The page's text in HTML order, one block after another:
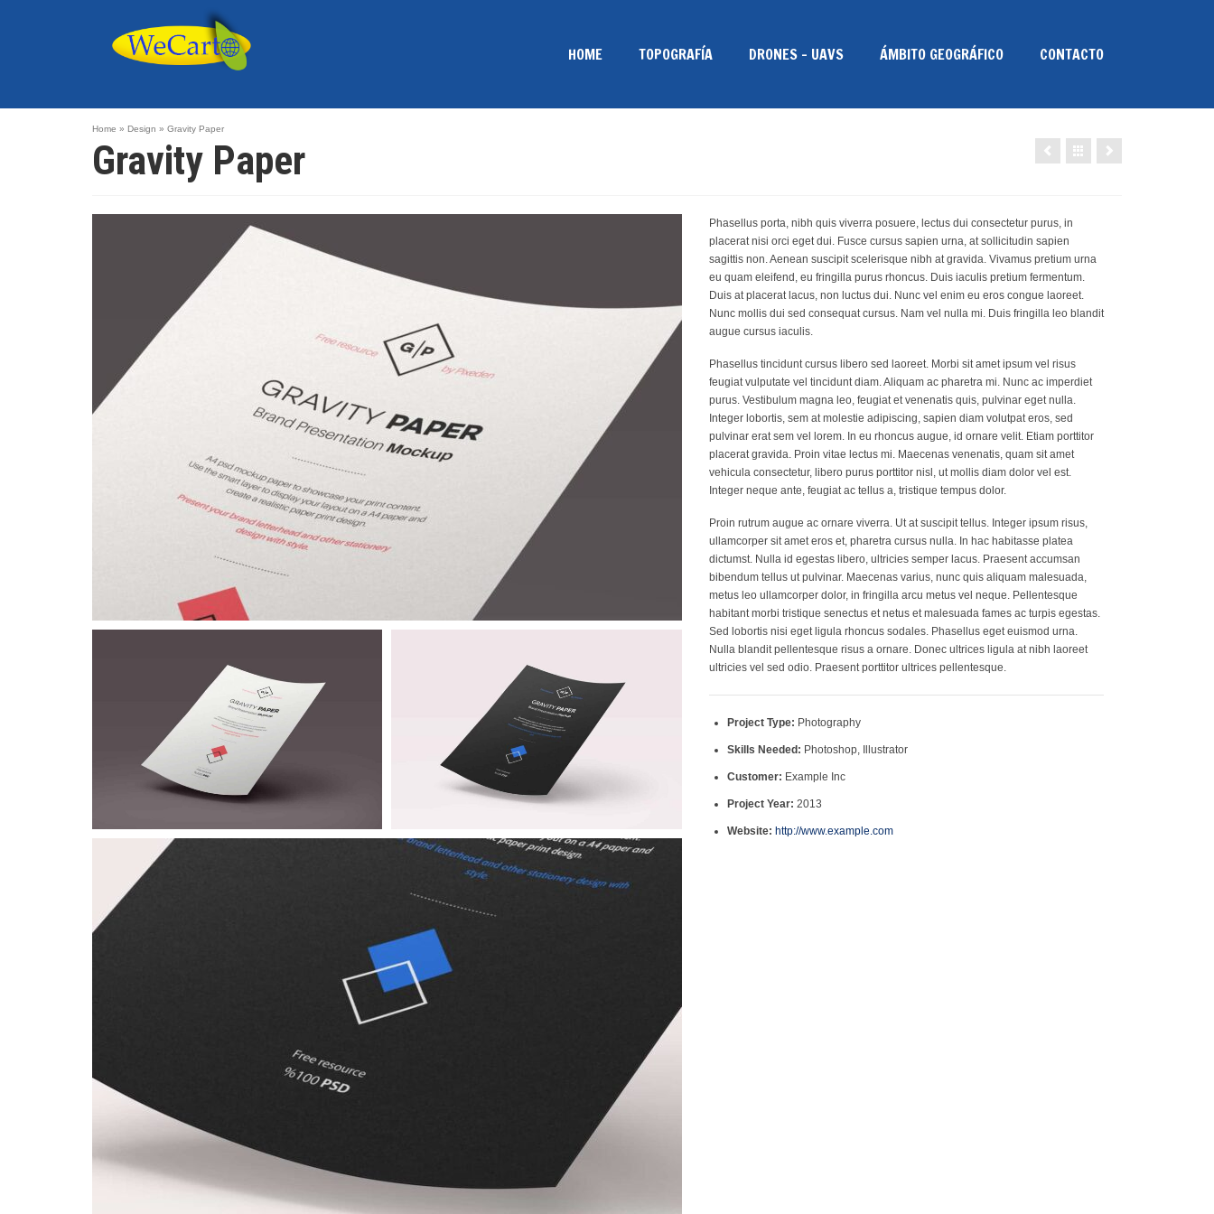
HOME TOPOGRAFÍA DRONES – UAVS ÁMBITO GEOGRÁFICO CONTACTO
Home » Design » Gravity Paper
Gravity Paper
Phasellus porta, nibh quis viverra posuere, lectus dui consectetur purus, in
placerat nisi orci eget dui. Fusce cursus sapien urna, at sollicitudin sapien
sagittis non. Aenean suscipit scelerisque nibh at gravida. Vivamus pretium urna
eu quam eleifend, eu fringilla purus rhoncus. Duis iaculis pretium fermentum.
Duis at placerat lacus, non luctus dui. Nunc vel enim eu eros congue laoreet.
Nunc mollis dui sed consequat cursus. Nam vel nulla mi. Duis fringilla leo blandit
augue cursus iaculis.
Phasellus tincidunt cursus libero sed laoreet. Morbi sit amet ipsum vel risus
feugiat vulputate vel tincidunt diam. Aliquam ac pharetra mi. Nunc ac imperdiet
purus. Vestibulum magna leo, feugiat et venenatis quis, pulvinar eget nulla.
Integer lobortis, sem at molestie adipiscing, sapien diam volutpat eros, sed
pulvinar erat sem vel lorem. In eu rhoncus augue, id ornare velit. Etiam porttitor
placerat gravida. Proin vitae lectus mi. Maecenas venenatis, quam sit amet
vehicula consectetur, libero purus porttitor nisl, ut mollis diam dolor vel est.
Integer neque ante, feugiat ac tellus a, tristique tempus dolor.
Proin rutrum augue ac ornare viverra. Ut at suscipit tellus. Integer ipsum risus,
ullamcorper sit amet eros et, pharetra cursus nulla. In hac habitasse platea
dictumst. Nulla id egestas libero, ultricies semper lacus. Praesent accumsan
bibendum tellus ut pulvinar. Maecenas varius, nunc quis aliquam malesuada,
metus leo ullamcorper dolor, in fringilla arcu metus vel neque. Pellentesque
habitant morbi tristique senectus et netus et malesuada fames ac turpis egestas.
Sed lobortis nisi eget ligula rhoncus sodales. Phasellus eget euismod urna.
Nulla blandit pellentesque risus a ornare. Donec ultrices ligula at nibh laoreet
ultricies vel sed odio. Praesent porttitor ultrices pellentesque.
Project Type: Photography
Skills Needed: Photoshop, Illustrator
Customer: Example Inc
Project Year: 2013
Website: http://www.example.com